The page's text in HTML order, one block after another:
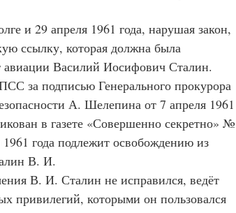
29 апреля 1961 года, нарушая закон,
ссылку, которая должна была
авиации Василий Иосифович Сталин.
за подписью Генерального прокурора
А. Шелепина от 7 апреля 1961
в газете «Совершенно секретно» №
года подлежит освобождению из
В. И.
В. И. Сталин не исправился, ведёт
привилегий, которыми он пользовался